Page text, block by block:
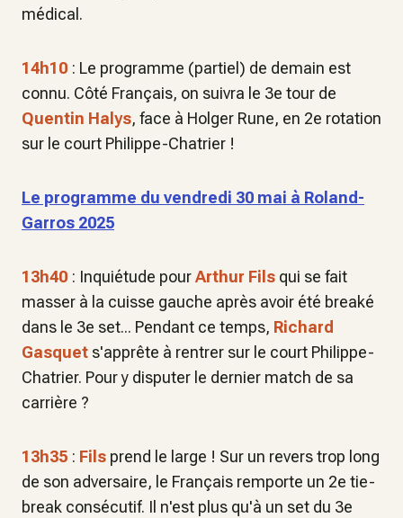
médical.
14h10 : Le programme (partiel) de demain est
connu. Côté Français, on suivra le 3e tour de
Quentin Halys, face à Holger Rune, en 2e rotation
sur le court Philippe-Chatrier !
Le programme du vendredi 30 mai à Roland-
Garros 2025
13h40 : Inquiétude pourArthur Fils qui se fait
masser à la cuisse gauche après avoir été breaké
dans le 3e set... Pendant ce temps, Richard
Gasquet s'apprête à rentrer sur le court Philippe-
Chatrier. Pour y disputer le dernier match de sa
carrière ?
13h35 : Fils prend le large ! Sur un revers trop long
de son adversaire, le Français remporte un 2e tie-
break consécutif. Il n'est plus qu'à un set du 3e